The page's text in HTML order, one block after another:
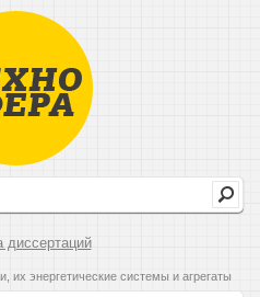
диссертаций
их энергетические системы и агрегаты